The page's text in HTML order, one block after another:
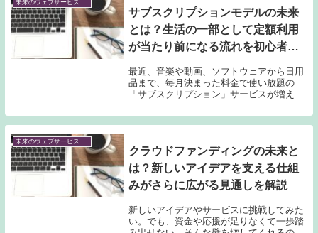
サブスクリプションモデルの未来
とは？生活の一部として定額利用
が当たり前になる流れを初心者向
最近、音楽や動画、ソフトウェアから日用
品まで、毎月決まった料金で使い放題の
「サブスクリプション」サービスが増えて
の？おトクなの？と気になっている人も多
いはずです。私たちの暮らしの中でサブス
クラウドファンディングの未来と
は？新しいアイデアを支える仕組
みがさらに広がる見通しを解説
新しいアイデアやサービスに挑戦してみた
い。でも、資金や応援が足りなくて一歩踏